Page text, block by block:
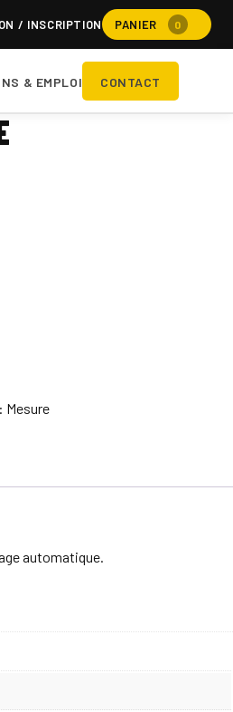
/ INSCRIPTION PANIER 0
& EMPLOI CONTACT
Mesure
automatique.